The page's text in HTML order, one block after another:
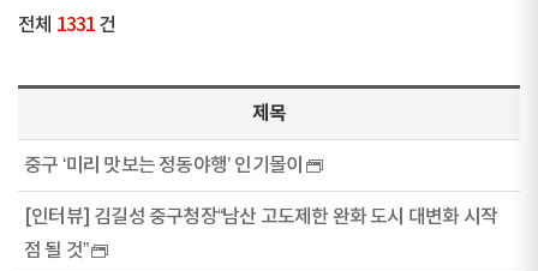
전체 1331 건
제목
중구 ‘미리 맛보는 정동야행’ 인기몰이
[인터뷰] 김길성 중구청장“남산 고도제한 완화 도시 대변화 시작
점 될 것”